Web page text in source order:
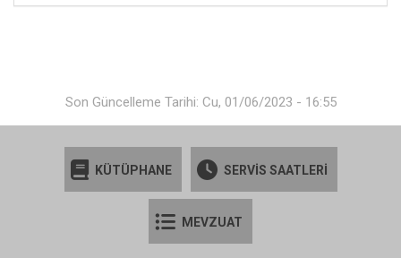
Son Güncelleme Tarihi: Cu, 01/06/2023 - 16:55
KÜTÜPHANE SERVİS SAATLERİ
MEVZUAT